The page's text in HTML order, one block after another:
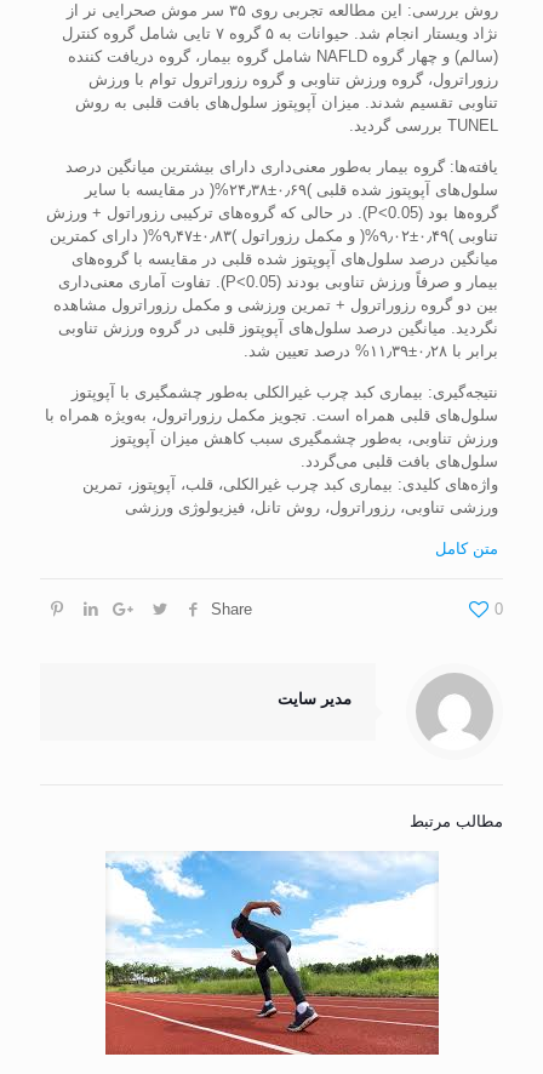
روش بررسی: این مطالعه تجربی روی ۳۵ سر موش صحرایی نر از
نژاد ویستار انجام شد. حیوانات به ۵ گروه ۷ تایی شامل گروه کنترل
(سالم) و چهار گروه NAFLD شامل گروه بیمار، گروه دریافت کننده
رزوراترول، گروه ورزش تناوبی و گروه رزوراترول توام با ورزش
تناوبی تقسیم شدند. میزان آپوپتوز سلول‌های بافت قلبی به روش
TUNEL بررسی گردید.
یافته‌ها: گروه بیمار به‌طور معنی‌داری دارای بیشترین میانگین درصد
سلول‌های آپوپتوز شده قلبی )۰٫۶۹±۲۴٫۳۸%( در مقایسه با سایر
گروه‌ها بود (P<0.05). در حالی که گروه‌های ترکیبی رزوراتول + ورزش
تناوبی )۰٫۴۹±۹٫۰۲%( و مکمل رزوراتول )۰٫۸۳±۹٫۴۷%( دارای کمترین
میانگین درصد سلول‌های آپوپتوز شده قلبی در مقایسه با گروه‌های
بیمار و صرفاً ورزش تناوبی بودند (P<0.05). تفاوت آماری معنی‌داری
بین دو گروه رزوراترول + تمرین ورزشی و مکمل رزوراترول مشاهده
نگردید. میانگین درصد سلول‌های آپوپتوز قلبی در گروه ورزش تناوبی
برابر با ۰٫۲۸±۱۱٫۳۹% درصد تعیین شد.
نتیجه‌گیری: بیماری کبد چرب غیرالکلی به‌طور چشمگیری با آپوپتوز
سلول‌های قلبی همراه است. تجویز مکمل رزوراترول، به‌ویژه همراه با
ورزش تناوبی، به‌طور چشمگیری سبب کاهش میزان آپوپتوز
سلول‌های بافت قلبی می‌گردد.
واژه‌های کلیدی: بیماری کبد چرب غیرالکلی، قلب، آپوپتوز، تمرین
ورزشی تناوبی، رزوراترول، روش تانل، فیزیولوژی ورزشی
متن کامل
Share 0
مدیر سایت
مطالب مرتبط